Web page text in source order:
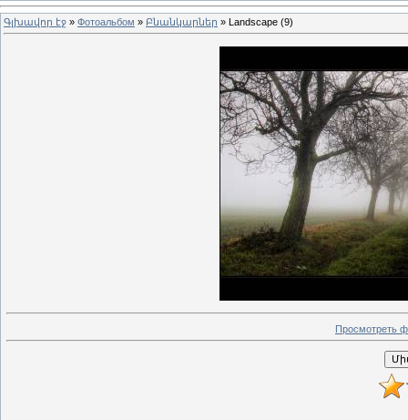
Գլխավոր էջ » Фотоальбом » Բնանկարներ » Landscape (9)
Просмотреть